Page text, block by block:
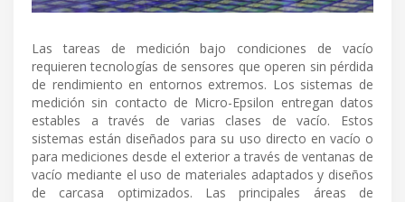
Las tareas de medición bajo condiciones de vacío
requieren tecnologías de sensores que operen sin pérdida
de rendimiento en entornos extremos. Los sistemas de
medición sin contacto de Micro-Epsilon entregan datos
estables a través de varias clases de vacío. Estos
sistemas están diseñados para su uso directo en vacío o
para mediciones desde el exterior a través de ventanas de
vacío mediante el uso de materiales adaptados y diseños
de carcasa optimizados. Las principales áreas de